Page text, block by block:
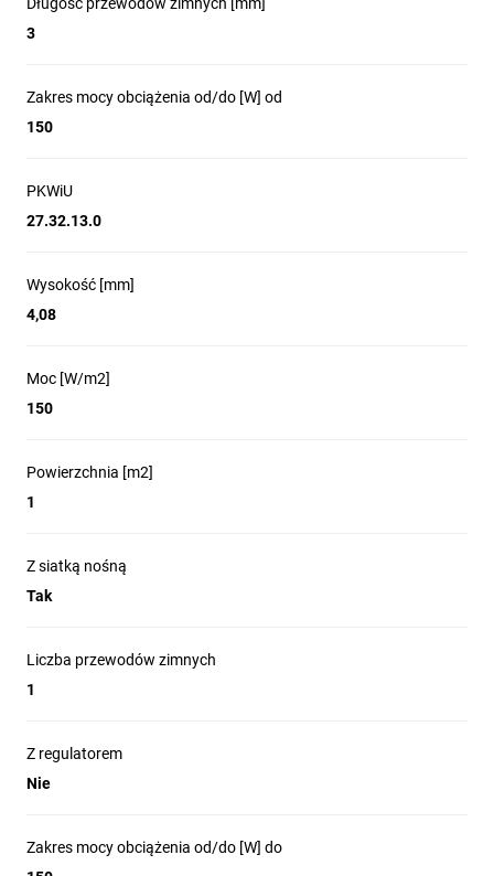
3
Zakres mocy obciążenia od/do [W] od
150
PKWiU
27.32.13.0
Wysokość [mm]
4,08
Moc [W/m2]
150
Powierzchnia [m2]
1
Z siatką nośną
Tak
Liczba przewodów zimnych
1
Z regulatorem
Nie
Zakres mocy obciążenia od/do [W] do